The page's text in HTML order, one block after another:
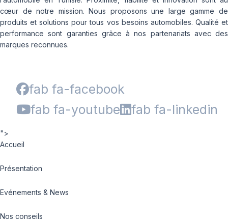
cœur de notre mission. Nous proposons une large gamme de
produits et solutions pour tous vos besoins automobiles. Qualité et
performance sont garanties grâce à nos partenariats avec des
marques reconnues.
fab fa-facebook
fab fa-youtube
fab fa-linkedin
">
Accueil
Présentation
Evénements & News
Nos conseils